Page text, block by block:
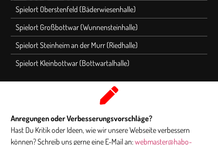
Spielort Oberstenfeld (Bäderwiesenhalle)
Spielort Großbottwar (Wunnensteinhalle)
Spielort Steinheim an der Murr (Riedhalle)
Spielort Kleinbottwar (Bottwartalhalle)
Anregungen oder Verbesserungsvorschläge?
Hast Du Kritik oder Ideen, wie wir unsere Webseite verbessern
können? Schreib uns gerne eine E-Mail an:webmaster@habo-